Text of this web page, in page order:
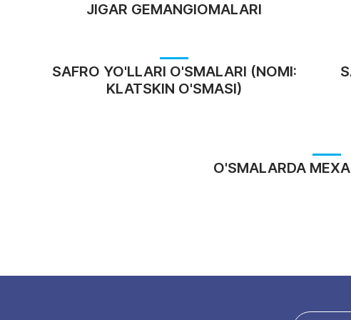
JIGAR GEMANGIOMALARI
SAFRO YO'LLARI O'SMALARI (NOMI:
KLATSKIN O'SMASI)
O'SMALARDA